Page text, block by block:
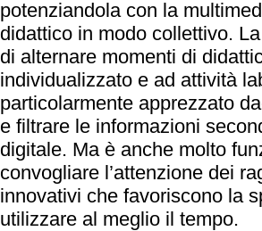
potenziandola con la
didattico in modo collettivo.
di alternare momenti di
individualizzato e ad attività
particolarmente apprezzato
e filtrare le informazioni
digitale. Ma è anche molto
convogliare l’attenzione dei
innovativi che favoriscono la
utilizzare al meglio il tempo.